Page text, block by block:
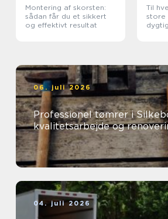
Montering af skorsten:
sådan får du et sikkert
og effektivt resultat
Til
store
06. juli 2026
Professionel tømrer i
kvalitetsarbejde og
04. juli 2026